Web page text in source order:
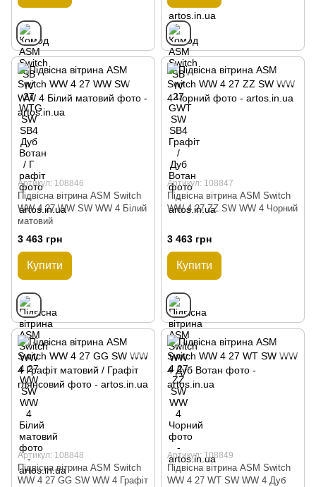
Артикул: 108846
Підвісна вітрина ASM Switch
WW 4 27 WW SW WW 4 Білий
матовий
3 463 грн
Купити
Артикул: 108847
Підвісна вітрина ASM Switch
WW 4 27 ZZ SW WW 4 Чорний
3 463 грн
Купити
Артикул: 108848
Підвісна вітрина ASM Switch
WW 4 27 GG SW WW 4 Графіт
Артикул: 108849
Підвісна вітрина ASM Switch
WW 4 27 WT SW WW 4 Дуб